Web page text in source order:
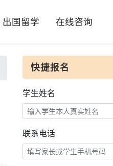
出国留学 在线咨询
快捷报名
学生姓名
联系电话